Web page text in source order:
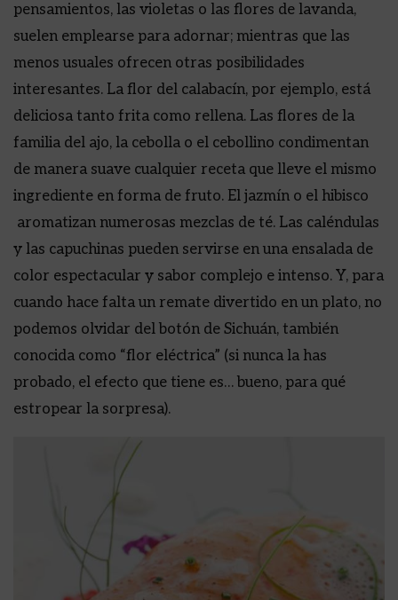
pensamientos, las violetas o las flores de lavanda,
suelen emplearse para adornar; mientras que las
menos usuales ofrecen otras posibilidades
interesantes. La flor del calabacín, por ejemplo, está
deliciosa tanto frita como rellena. Las flores de la
familia del ajo, la cebolla o el cebollino condimentan
de manera suave cualquier receta que lleve el mismo
ingrediente en forma de fruto. El jazmín o el hibisco
aromatizan numerosas mezclas de té. Las caléndulas
y las capuchinas pueden servirse en una ensalada de
color espectacular y sabor complejo e intenso. Y, para
cuando hace falta un remate divertido en un plato, no
podemos olvidar del botón de Sichuán, también
conocida como “flor eléctrica” (si nunca la has
probado, el efecto que tiene es… bueno, para qué
estropear la sorpresa).